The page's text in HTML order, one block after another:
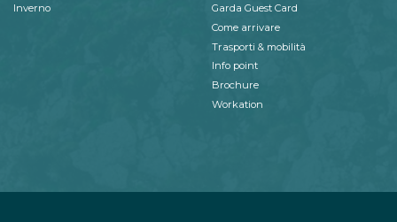
Inverno
Garda Guest Card
Come arrivare
Trasporti & mobilità
Info point
Brochure
Workation